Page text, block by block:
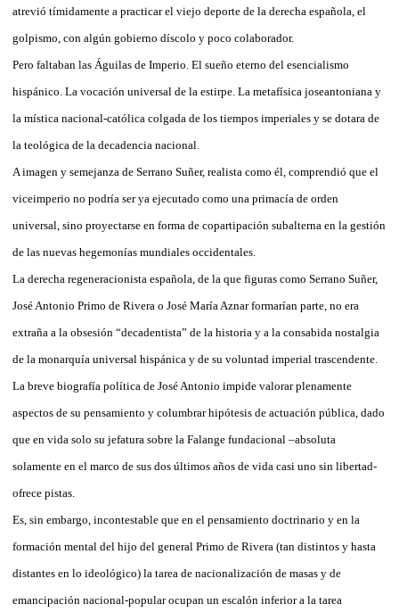
atrevió tímidamente a practicar el viejo deporte de la derecha española, el
golpismo, con algún gobierno díscolo y poco colaborador.
Pero faltaban las Águilas de Imperio. El sueño eterno del esencialismo
hispánico. La vocación universal de la estirpe. La metafísica joseantoniana y
la mística nacional-católica colgada de los tiempos imperiales y se dotara de
la teológica de la decadencia nacional.
A imagen y semejanza de Serrano Suñer, realista como él, comprendió que el
viceimperio no podría ser ya ejecutado como una primacía de orden
universal, sino proyectarse en forma de copartipación subalterna en la gestión
de las nuevas hegemonías mundiales occidentales.
La derecha regeneracionista española, de la que figuras como Serrano Suñer,
José Antonio Primo de Rivera o José María Aznar formarían parte, no era
extraña a la obsesión “decadentista” de la historia y a la consabida nostalgia
de la monarquía universal hispánica y de su voluntad imperial trascendente.
La breve biografía política de José Antonio impide valorar plenamente
aspectos de su pensamiento y columbrar hipótesis de actuación pública, dado
que en vida solo su jefatura sobre la Falange fundacional –absoluta
solamente en el marco de sus dos últimos años de vida casi uno sin libertad-
ofrece pistas.
Es, sin embargo, incontestable que en el pensamiento doctrinario y en la
formación mental del hijo del general Primo de Rivera (tan distintos y hasta
distantes en lo ideológico) la tarea de nacionalización de masas y de
emancipación nacional-popular ocupan un escalón inferior a la tarea